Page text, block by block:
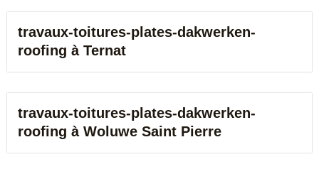
travaux-toitures-plates-dakwerken-
roofing à Ternat
travaux-toitures-plates-dakwerken-
roofing à Woluwe Saint Pierre